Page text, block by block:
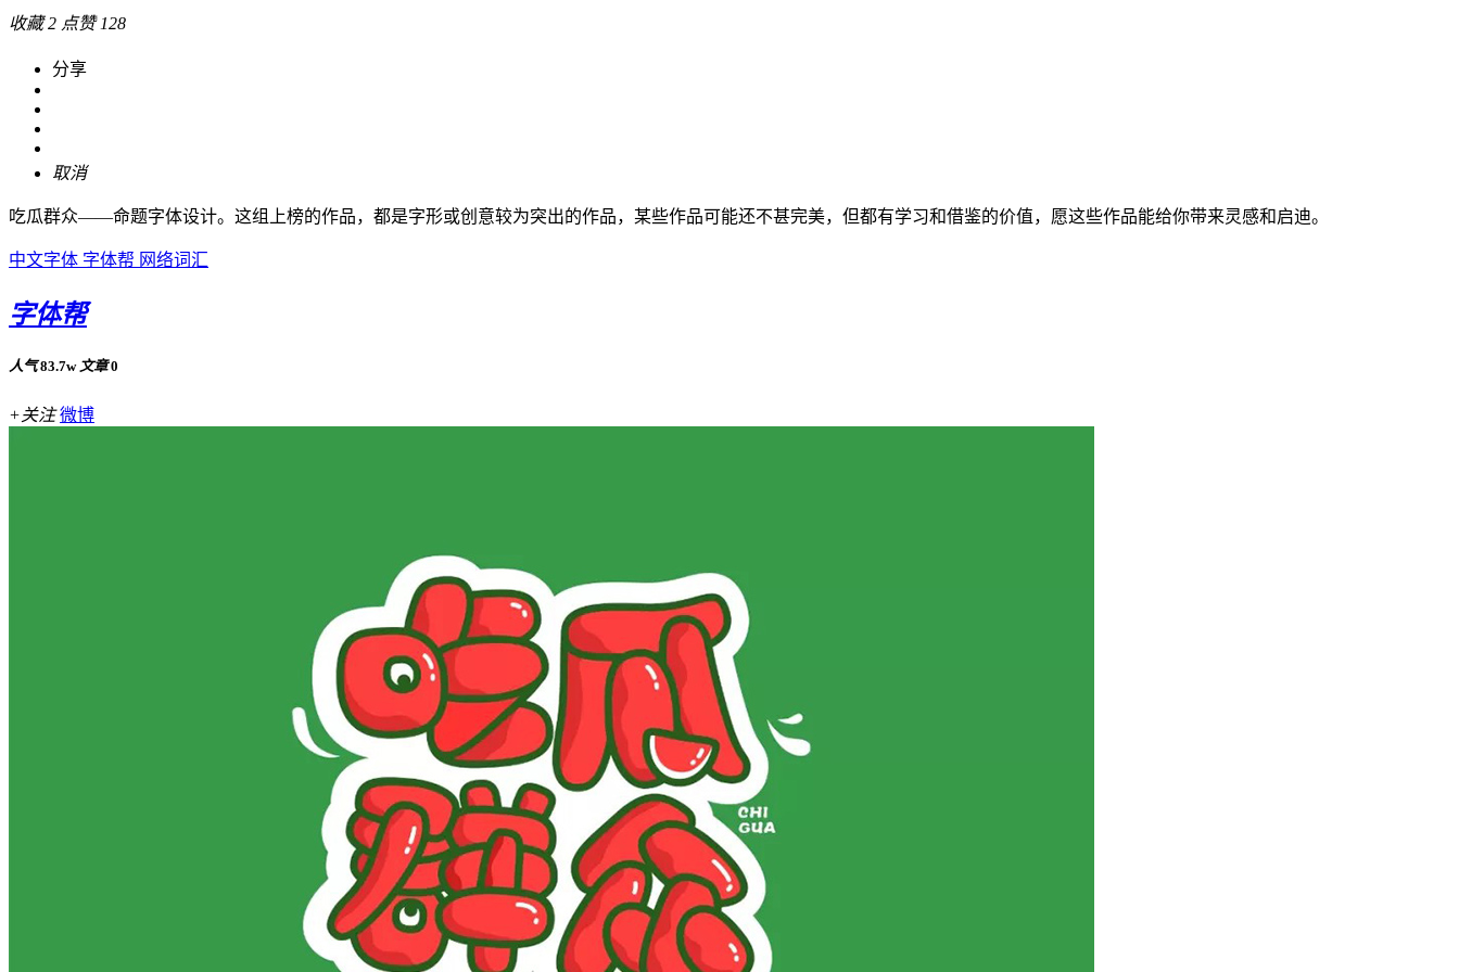
收藏 2 点赞 128
分享
取消
吃瓜群众——命题字体设计。这组上榜的作品，都是字形或创意较为突出的作品，某些作品可能还不甚完美，但都有学习和借鉴的价值，愿这些作品能给你带来灵感和启迪。
中文字体 字体帮 网络词汇
字体帮
人气 83.7w 文章 0
+关注 微博